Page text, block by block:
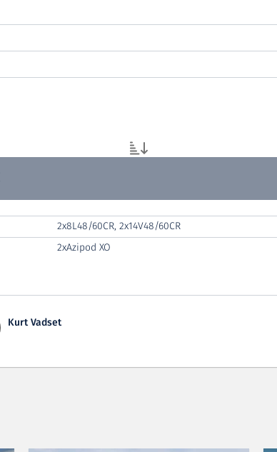
2x8L48/60CR, 2x14V48/60CR
2xAzipod XO
Kurt Vadset